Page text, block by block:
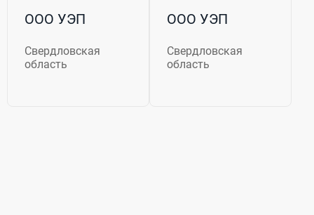
ООО УЭП
Свердловская
область
ООО УЭП
Свердловская
область